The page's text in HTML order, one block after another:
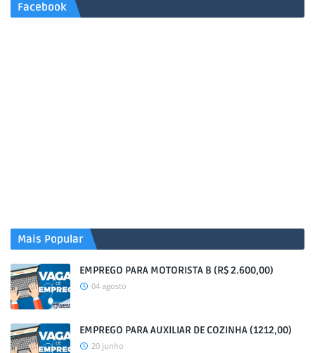
Facebook
Mais Popular
EMPREGO PARA MOTORISTA B (R$ 2.600,00)
04 agosto
EMPREGO PARA AUXILIAR DE COZINHA (1212,00)
20 junho